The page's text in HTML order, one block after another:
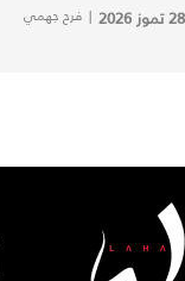
28 تموز 2026 | فرح جهمي